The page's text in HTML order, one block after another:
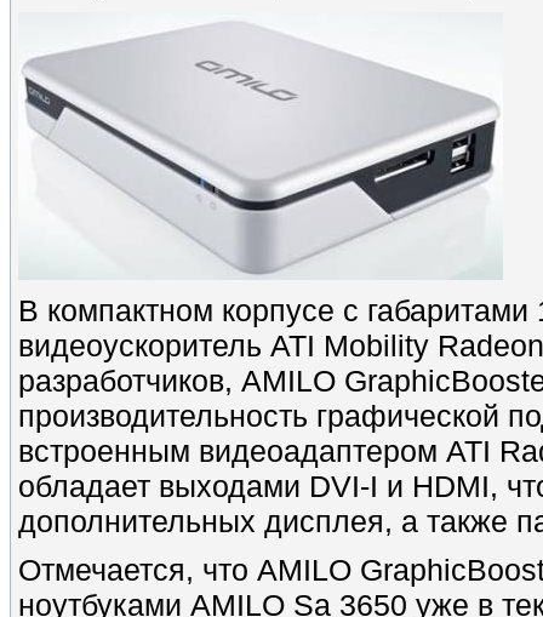
В компактном корпусе с
видеоускоритель ATI Mobility
разработчиков, AMILO
производительность графической
встроенным видеоадаптером ATI
обладает выходами DVI-I и HDMI,
дополнительных дисплея, а также
Отмечается, что AMILO
ноутбуками AMILO Sa 3650 уже в